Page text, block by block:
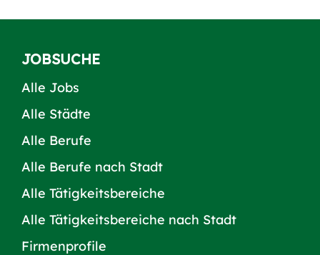
JOBSUCHE
Alle Jobs
Alle Städte
Alle Berufe
Alle Berufe nach Stadt
Alle Tätigkeitsbereiche
Alle Tätigkeitsbereiche nach Stadt
Firmenprofile